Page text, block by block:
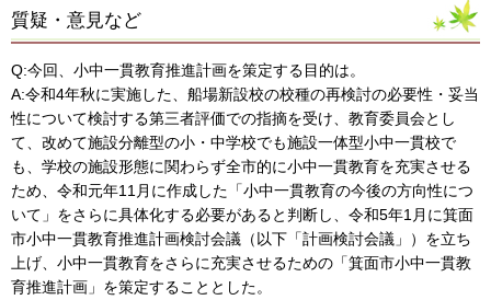
質疑・意見など
Q:今回、小中一貫教育推進計画を策定する目的は。
A:令和4年秋に実施した、船場新設校の校種の再検討の必要性・妥当
性について検討する第三者評価での指摘を受け、教育委員会とし
て、改めて施設分離型の小・中学校でも施設一体型小中一貫校で
も、学校の施設形態に関わらず全市的に小中一貫教育を充実させる
ため、令和元年11月に作成した「小中一貫教育の今後の方向性につ
いて」をさらに具体化する必要があると判断し、令和5年1月に箕面
市小中一貫教育推進計画検討会議（以下「計画検討会議」）を立ち
上げ、小中一貫教育をさらに充実させるための「箕面市小中一貫教
育推進計画」を策定することとした。